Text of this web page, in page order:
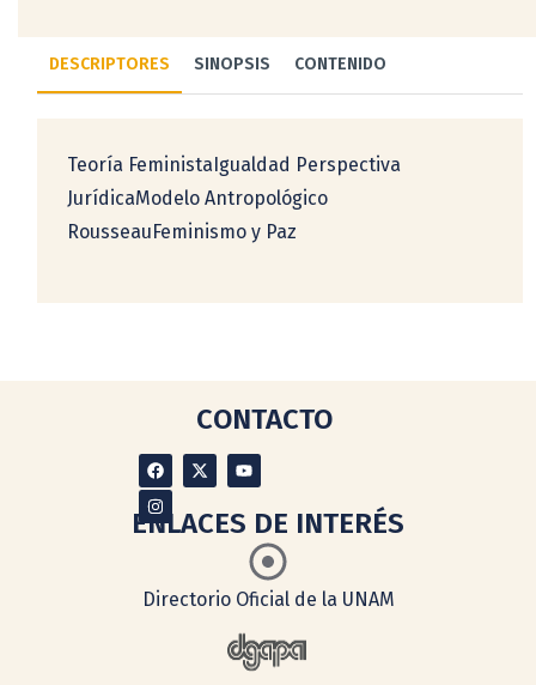
DESCRIPTORES SINOPSIS CONTENIDO
Teoría FeministaIgualdad Perspectiva
JurídicaModelo Antropológico
RousseauFeminismo y Paz
CONTACTO
ENLACES DE INTERÉS
Directorio Oficial de la UNAM